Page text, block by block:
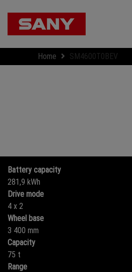
Home SM4600T0BEV
Battery capacity
281,9 kWh
Drive mode
4 x 2
Wheel base
3 400 mm
Capacity
75 t
Range